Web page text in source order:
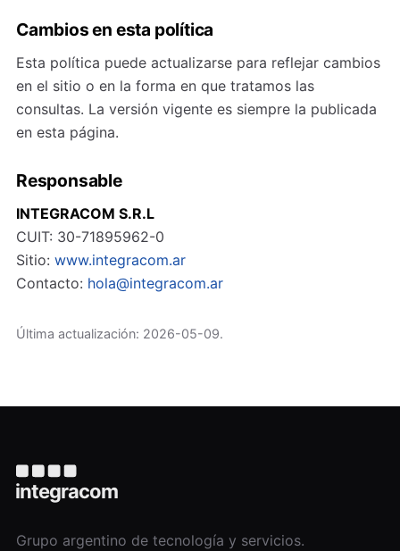
Cambios en esta política
Esta política puede actualizarse para reflejar cambios
en el sitio o en la forma en que tratamos las
consultas. La versión vigente es siempre la publicada
en esta página.
Responsable
INTEGRACOM S.R.L
CUIT: 30-71895962-0
Sitio: www.integracom.ar
Contacto: hola@integracom.ar
Última actualización: 2026-05-09.
Grupo argentino de tecnología y servicios.